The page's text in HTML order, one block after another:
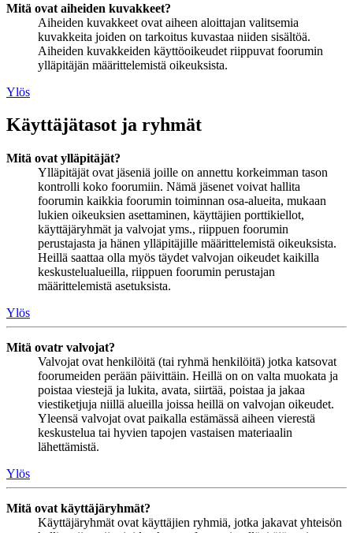
Mitä ovat aiheiden kuvakkeet?
Aiheiden kuvakkeet ovat aiheen aloittajan valitsemia
kuvakkeita joiden on tarkoitus kuvastaa niiden sisältöä.
Aiheiden kuvakkeiden käyttöoikeudet riippuvat foorumin
ylläpitäjän määrittelemistä oikeuksista.
Ylös
Käyttäjätasot ja ryhmät
Mitä ovat ylläpitäjät?
Ylläpitäjät ovat jäseniä joille on annettu korkeimman tason
kontrolli koko foorumiin. Nämä jäsenet voivat hallita
foorumin kaikkia foorumin toiminnan osa-alueita, mukaan
lukien oikeuksien asettaminen, käyttäjien porttikiellot,
käyttäjäryhmät ja valvojat yms., riippuen foorumin
perustajasta ja hänen ylläpitäjille määrittelemistä oikeuksista.
Heillä saattaa olla myös täydet valvojan oikeudet kaikilla
keskustelualueilla, riippuen foorumin perustajan
määrittelemistä asetuksista.
Ylös
Mitä ovatr valvojat?
Valvojat ovat henkilöitä (tai ryhmä henkilöitä) jotka katsovat
foorumeiden perään päivittäin. Heillä on on valta muokata ja
poistaa viestejä ja lukita, avata, siirtää, poistaa ja jakaa
viestiketjuja niillä alueilla joissa heillä on valvojan oikeudet.
Yleensä valvojat ovat paikalla estämässä aiheen vierestä
keskustelua tai hyvien tapojen vastaisen materiaalin
lähettämistä.
Ylös
Mitä ovat käyttäjäryhmät?
Käyttäjäryhmät ovat käyttäjien ryhmiä, jotka jakavat yhteisön